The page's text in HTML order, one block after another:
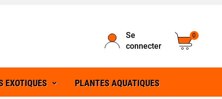
Se
connecter
0
EXOTIQUES PLANTES AQUATIQUES